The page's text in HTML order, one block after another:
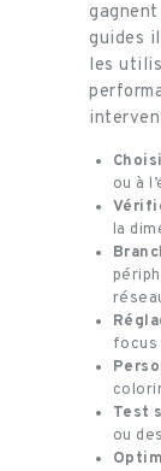
guides
les
ou à
la
focus
Test
ou